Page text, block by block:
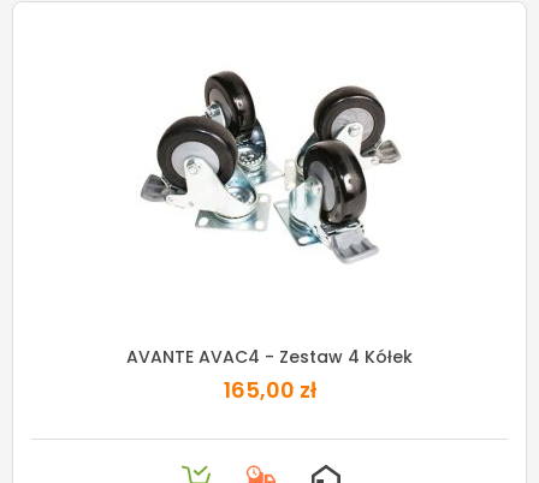
AVANTE AVAC4 - Zestaw 4 Kółek
165,00 zł